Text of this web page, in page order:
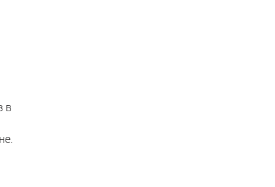
в